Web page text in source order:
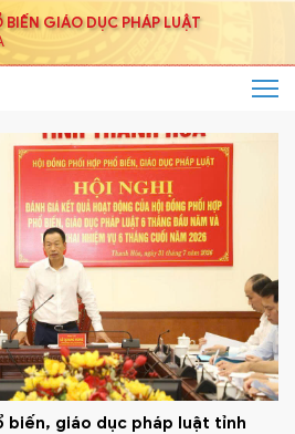
GIÁO DỤC PHÁP LUẬT
biến, giáo dục pháp luật tỉnh